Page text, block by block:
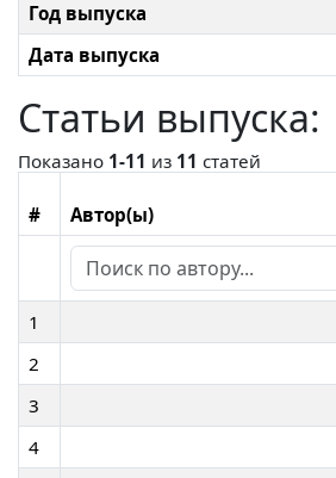
Год выпуска
Дата выпуска
Статьи выпуска:
Показано 1-11 из 11 статей
# Автор(ы)
1
2
3
4